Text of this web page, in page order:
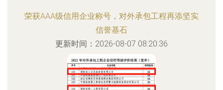
荣获AAA级信用企业称号，对外承包工程再添坚实
信誉基石
更新时间：2026-08-07 08:20:36